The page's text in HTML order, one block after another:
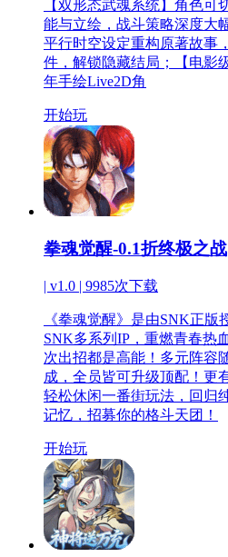
【双形态武魂系统】角色
能与立绘，战斗策略深度大
平行时空设定重构原著故事
件，解锁隐藏结局；【电影
年手绘Live2D角
开始玩
拳魂觉醒-0.1折终极之战
| v1.0 | 9985次下载
《拳魂觉醒》是由SNK正
SNK多系列IP，重燃青春热
次出招都是高能！多元阵容
成，全员皆可升级顶配！更
轻松休闲一番街玩法，回归
记忆，招募你的格斗天团！
开始玩